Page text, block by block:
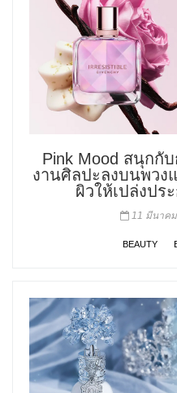
Pink Mood สนุกกั
งานศิลปะลงบนพวง
ผิวให้เปล่งปร
11 มีนาคม
BEAUTY